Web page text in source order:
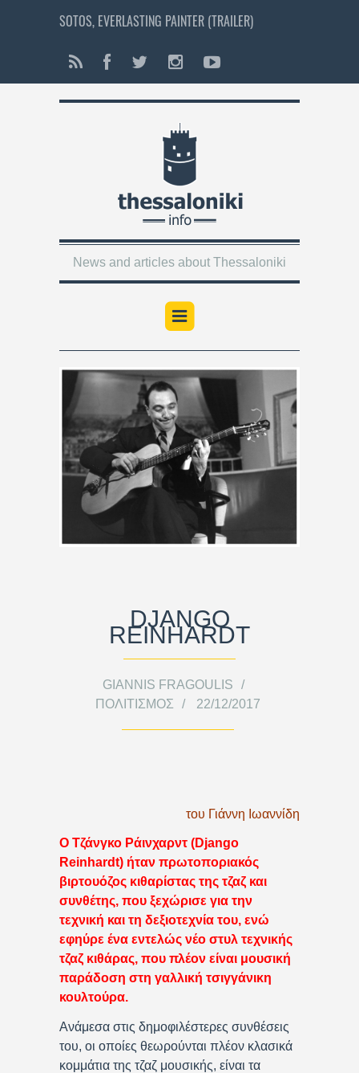
SOTOS, EVERLASTING PAINTER (TRAILER)
News and articles about Thessaloniki
DJANGO
REINHARDT
GIANNIS FRAGOULIS
ΠΟΛΙΤΙΣΜΌΣ
22/12/2017
του Γιάννη Ιωαννίδη
Ο Τζάνγκο Ράινχαρντ (Django
Reinhardt) ήταν πρωτοποριακός
βιρτουόζος κιθαρίστας της τζαζ και
συνθέτης, που ξεχώρισε για την
τεχνική και τη δεξιοτεχνία του, ενώ
εφηύρε ένα εντελώς νέο στυλ τεχνικής
τζαζ κιθάρας, που πλέον είναι μουσική
παράδοση στη γαλλική τσιγγάνικη
κουλτούρα.
Ανάμεσα στις δημοφιλέστερες συνθέσεις
του, οι οποίες θεωρούνται πλέον κλασικά
κομμάτια της τζαζ μουσικής, είναι τα